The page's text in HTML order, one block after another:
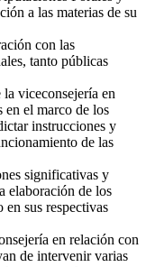
a las materias de su
con las
tanto públicas
viceconsejería en
en el marco de los
instrucciones y
de las
significativas y
elaboración de los
sus respectivas
en relación con
de intervenir varias